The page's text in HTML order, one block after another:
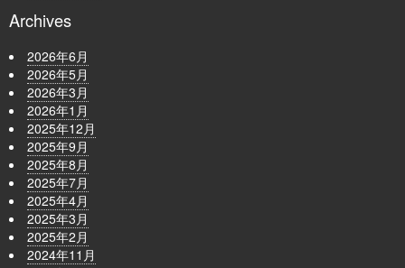
Archives
2026年6月
2026年5月
2026年3月
2026年1月
2025年12月
2025年9月
2025年8月
2025年7月
2025年4月
2025年3月
2025年2月
2024年11月